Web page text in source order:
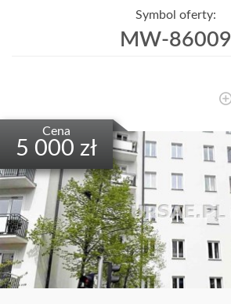
Symbol oferty:
MW-86009
Cena
5 000 zł